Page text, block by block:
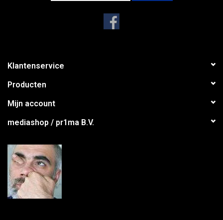
Klantenservice
Producten
Mijn account
mediashop / pr1ma B.V.